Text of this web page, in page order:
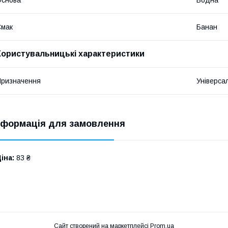
Банан
характеристики
для замовлення
83 ₴
Сайт створений на маркетплейсі Prom.ua